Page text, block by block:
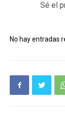
Sé el
No hay entradas